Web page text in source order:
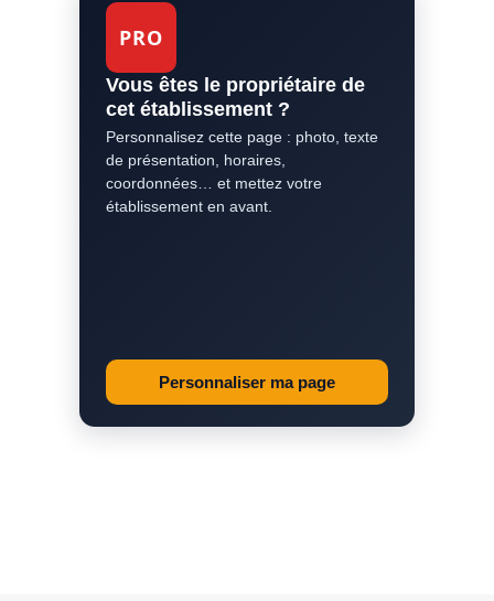
PRO
Vous êtes le propriétaire de
cet établissement ?
Personnalisez cette page : photo, texte
de présentation, horaires,
coordonnées… et mettez votre
établissement en avant.
Personnaliser ma page